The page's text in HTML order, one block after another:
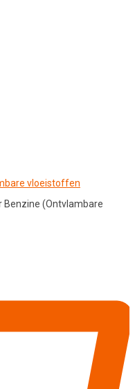
vloeistoffen
Benzine (Ontvlambare